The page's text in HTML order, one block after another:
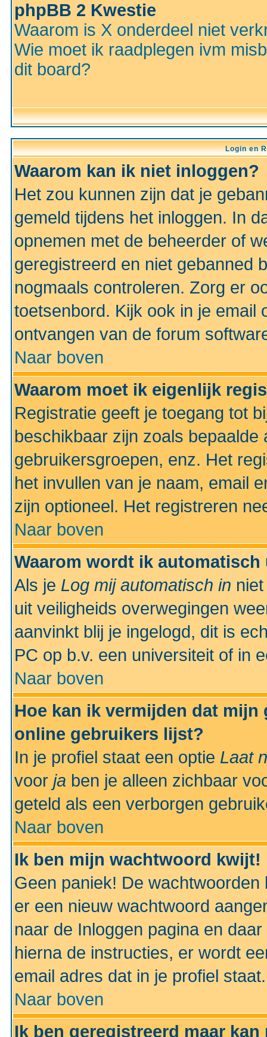
phpBB 2 Kwestie
Waarom is X onderdeel niet
Wie moet ik raadplegen ivm
dit board?
Login en
Waarom kan ik niet inloggen?
Het zou kunnen zijn dat je
gemeld tijdens het inloggen. In
opnemen met de beheerder of
geregistreerd en niet gebanned
nogmaals controleren. Zorg er
toetsenbord. Kijk ook in je email
ontvangen van de forum
Naar boven
Waarom moet ik eigenlijk
Registratie geeft je toegang tot
beschikbaar zijn zoals
gebruikersgroepen, enz. Het
het invullen van je naam, email
zijn optioneel. Het registreren
Naar boven
Waarom wordt ik
Als je Log mij automatisch in
uit veiligheids overwegingen
aanvinkt blij je ingelogd, dit is
PC op b.v. een universiteit of in
Naar boven
Hoe kan ik vermijden dat
online gebruikers lijst?
In je profiel staat een optie Laat
voor ja ben je alleen zichbaar
geteld als een verborgen
Naar boven
Ik ben mijn wachtwoord kwijt!
Geen paniek! De
er een nieuw wachtwoord
naar de Inloggen pagina en
hierna de instructies, er wordt
email adres dat in je profiel staat.
Naar boven
Ik ben geregistreerd maar